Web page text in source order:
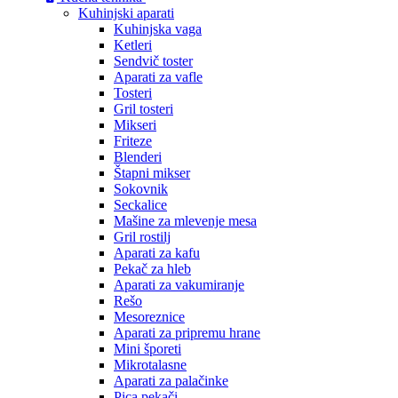
Kuhinjski aparati
Kuhinjska vaga
Ketleri
Sendvič toster
Aparati za vafle
Tosteri
Gril tosteri
Mikseri
Friteze
Blenderi
Štapni mikser
Sokovnik
Seckalice
Mašine za mlevenje mesa
Gril rostilj
Aparati za kafu
Pekač za hleb
Aparati za vakumiranje
Rešo
Mesoreznice
Aparati za pripremu hrane
Mini šporeti
Mikrotalasne
Aparati za palačinke